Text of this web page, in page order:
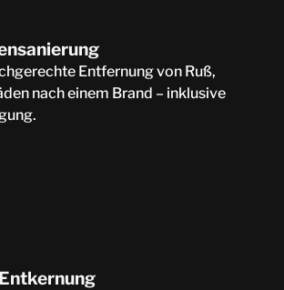
Entfernung von Ruß,
nach einem Brand – inklusive